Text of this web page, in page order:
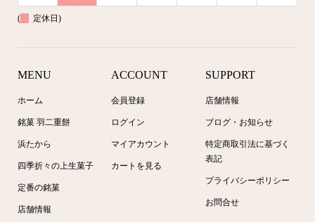
( 定休日)
MENU
ホーム
銘菓 羽二重餅
浜たから
四季折々の上生菓子
定番の銘菓
店舗情報
ACCOUNT
会員登録
ログイン
マイアカウント
カートを見る
SUPPORT
店舗情報
ブログ・お知らせ
特定商取引法に基づく
表記
プライバシーポリシー
お問合せ